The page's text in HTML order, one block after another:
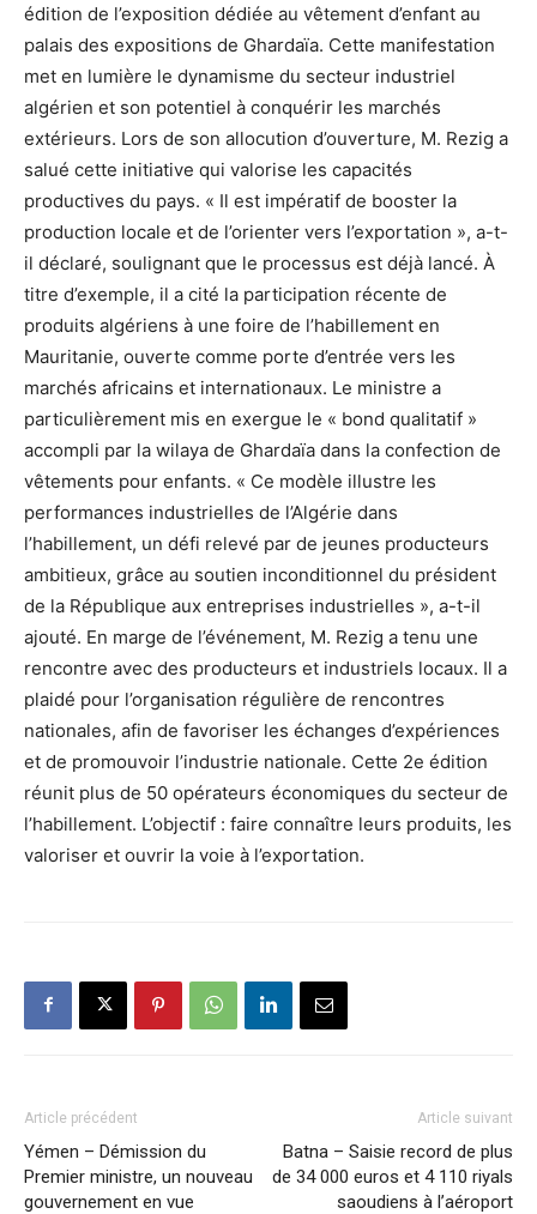
édition de l’exposition dédiée au vêtement d’enfant au
palais des expositions de Ghardaïa. Cette manifestation
met en lumière le dynamisme du secteur industriel
algérien et son potentiel à conquérir les marchés
extérieurs. Lors de son allocution d’ouverture, M. Rezig a
salué cette initiative qui valorise les capacités
productives du pays. « Il est impératif de booster la
production locale et de l’orienter vers l’exportation », a-t-
il déclaré, soulignant que le processus est déjà lancé. À
titre d’exemple, il a cité la participation récente de
produits algériens à une foire de l’habillement en
Mauritanie, ouverte comme porte d’entrée vers les
marchés africains et internationaux. Le ministre a
particulièrement mis en exergue le « bond qualitatif »
accompli par la wilaya de Ghardaïa dans la confection de
vêtements pour enfants. « Ce modèle illustre les
performances industrielles de l’Algérie dans
l’habillement, un défi relevé par de jeunes producteurs
ambitieux, grâce au soutien inconditionnel du président
de la République aux entreprises industrielles », a-t-il
ajouté. En marge de l’événement, M. Rezig a tenu une
rencontre avec des producteurs et industriels locaux. Il a
plaidé pour l’organisation régulière de rencontres
nationales, afin de favoriser les échanges d’expériences
et de promouvoir l’industrie nationale. Cette 2e édition
réunit plus de 50 opérateurs économiques du secteur de
l’habillement. L’objectif : faire connaître leurs produits, les
valoriser et ouvrir la voie à l’exportation.
Article précédent
Yémen – Démission du
Premier ministre, un nouveau
gouvernement en vue
Article suivant
Batna – Saisie record de plus
de 34 000 euros et 4 110 riyals
saoudiens à l’aéroport